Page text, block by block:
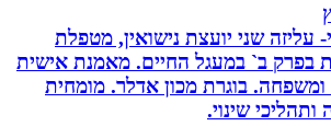
שני יועצת נישואין, מטפלת
ב` במעגל החיים. מאמנת אישית
בוגרת מכון אדלר. מומחית
שינוי.